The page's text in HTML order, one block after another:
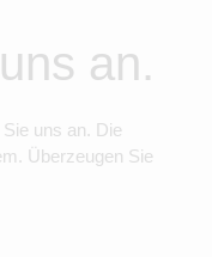
an.
uns an. Die
Überzeugen Sie